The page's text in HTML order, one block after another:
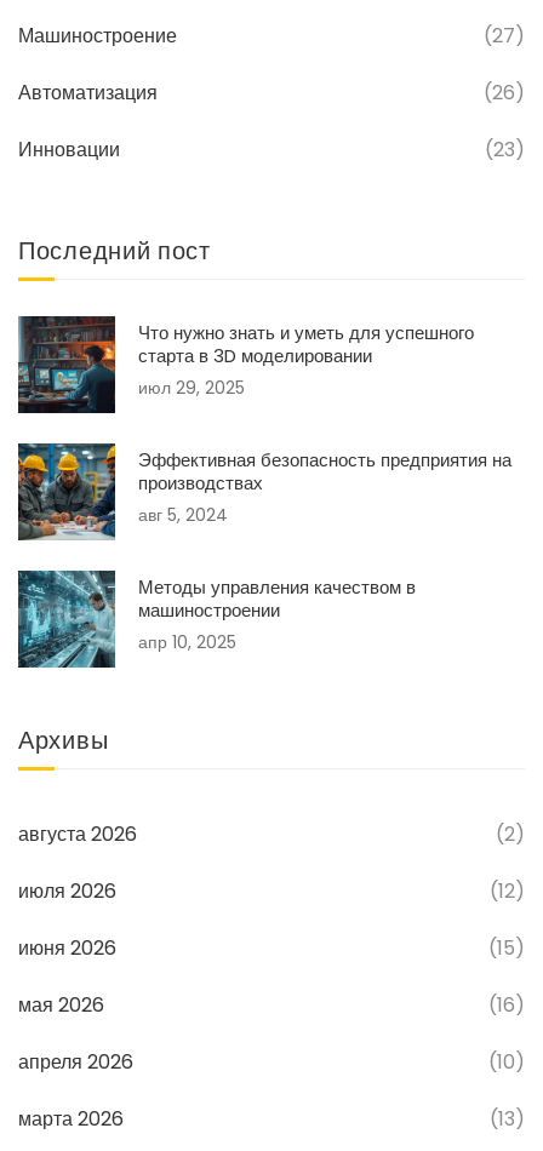
Машиностроение (27)
Автоматизация (26)
Инновации (23)
Последний пост
Что нужно знать и уметь для успешного
старта в 3D моделировании
июл 29, 2025
Эффективная безопасность предприятия на
производствах
авг 5, 2024
Методы управления качеством в
машиностроении
апр 10, 2025
Архивы
августа 2026 (2)
июля 2026 (12)
июня 2026 (15)
мая 2026 (16)
апреля 2026 (10)
марта 2026 (13)